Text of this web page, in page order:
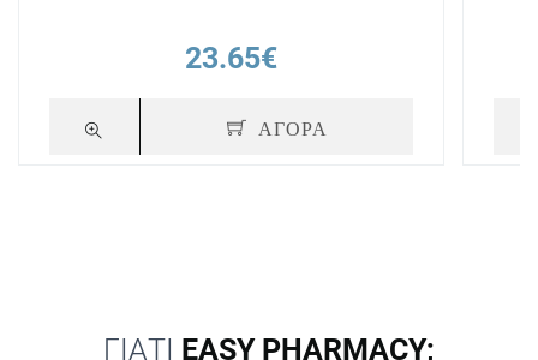
23.65€
ΑΓΟΡΑ
ΓΙΑΤΙ EASY PHARMACY;